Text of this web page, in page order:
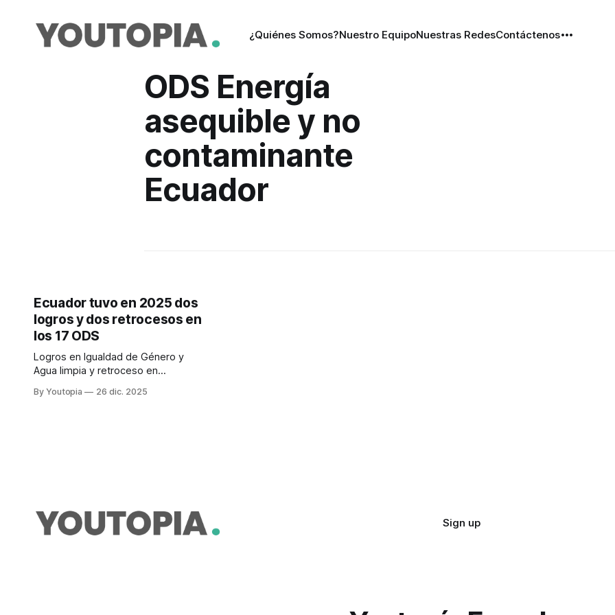
¿Quiénes Somos?Nuestro EquipoNuestras RedesContáctenos
ODS Energía
asequible y no
contaminante
Ecuador
Ecuador tuvo en 2025 dos
logros y dos retrocesos en
los 17 ODS
Logros en Igualdad de Género y
Agua limpia y retroceso en
instituciones sólidas. Mejoras
By Youtopia 26 dic. 2025
Sign up